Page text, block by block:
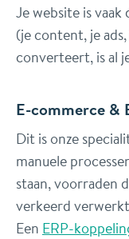
Je website is
(je content, je
converteert, is al
E-commerce &
Dit is onze
manuele
staan, voorraden
verkeerd
Een ERP-